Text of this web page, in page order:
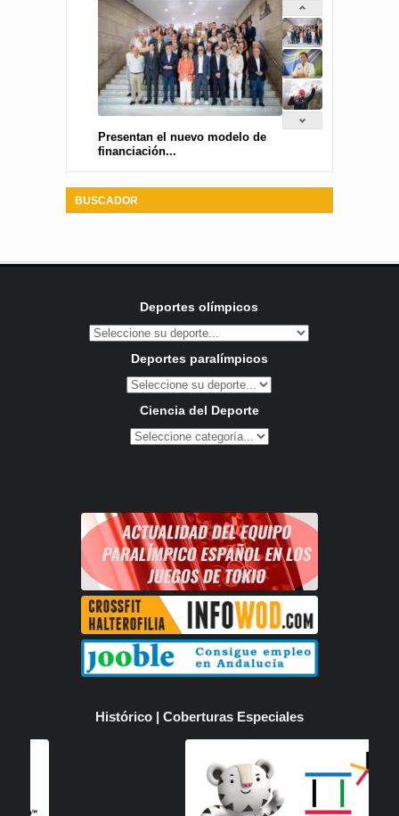
Presentan el nuevo modelo de
financiación...
BUSCADOR
Deportes olímpicos
Deportes paralímpicos
Ciencia del Deporte
Histórico | Coberturas Especiales